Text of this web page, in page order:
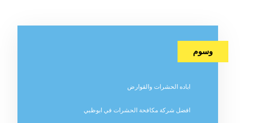
وسوم
اباده الحشرات والقوارض
افضل شركة مكافحة الحشرات في ابوظبي